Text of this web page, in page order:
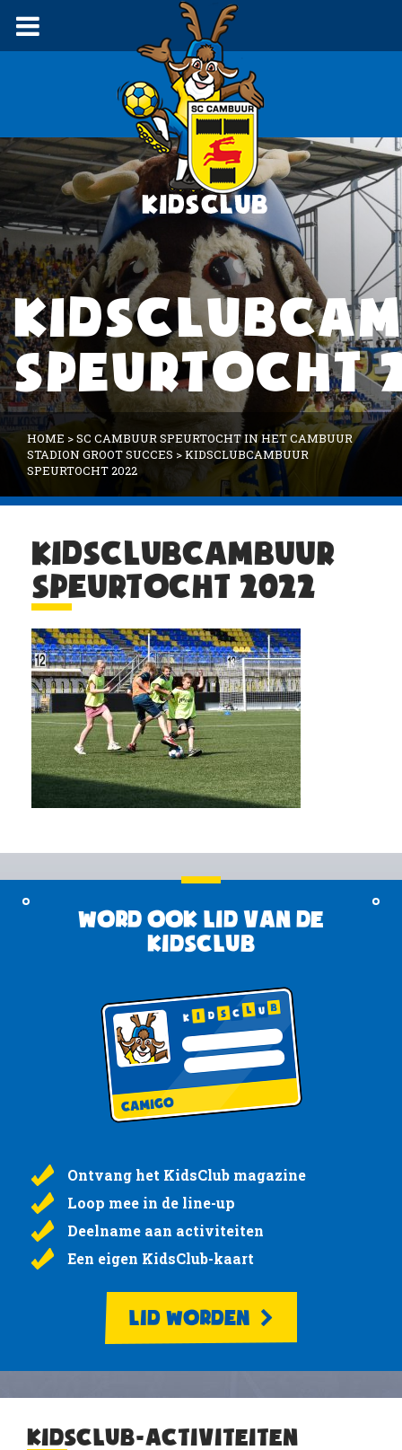
SPEURTOCHT
HOME >SC CAMBUUR SPEURTOCHT IN HET CAMBUUR
STADION GROOT SUCCES >KIDSCLUBCAMBUUR
SPEURTOCHT 2022
KIDSCLUBCAMBUUR
SPEURTOCHT 2022
Word ook lid van de
KidsClub
Ontvang het KidsClub magazine
Loop mee in de line-up
Deelname aan activiteiten
Een eigen KidsClub-kaart
LID WORDEN
KIDSCLUB-ACTIVITEITEN